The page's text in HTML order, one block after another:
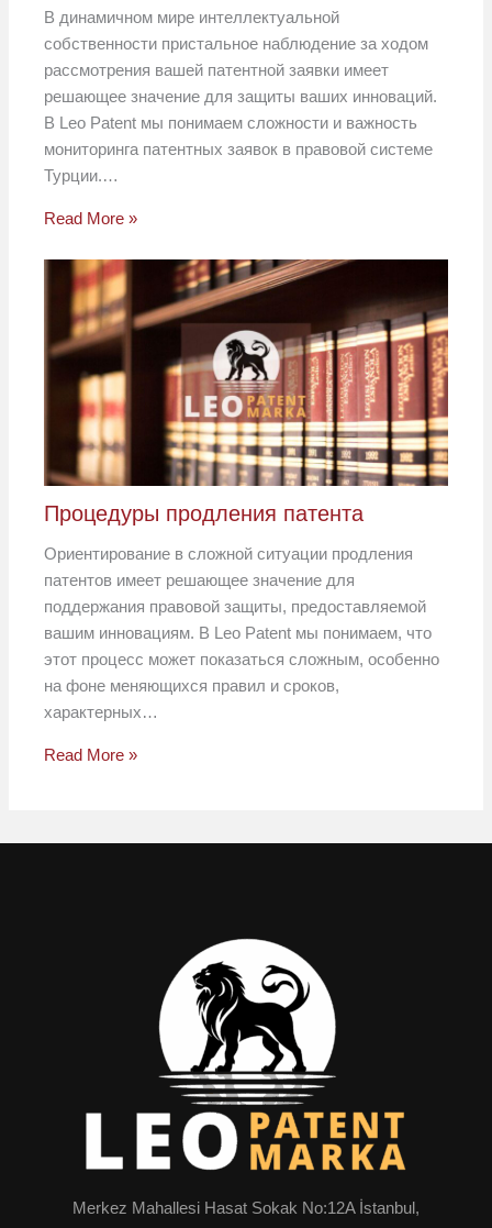
В динамичном мире интеллектуальной
собственности пристальное наблюдение за ходом
рассмотрения вашей патентной заявки имеет
решающее значение для защиты ваших инноваций.
В Leo Patent мы понимаем сложности и важность
мониторинга патентных заявок в правовой системе
Турции.…
Read More »
Процедуры продления патента
Ориентирование в сложной ситуации продления
патентов имеет решающее значение для
поддержания правовой защиты, предоставляемой
вашим инновациям. В Leo Patent мы понимаем, что
этот процесс может показаться сложным, особенно
на фоне меняющихся правил и сроков,
характерных…
Read More »
Merkez Mahallesi Hasat Sokak No:12A İstanbul,